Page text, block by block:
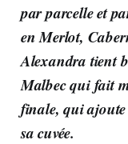
par parcelle et
en Merlot,
Alexandra tient
Malbec qui fait
finale, qui
sa cuvée.